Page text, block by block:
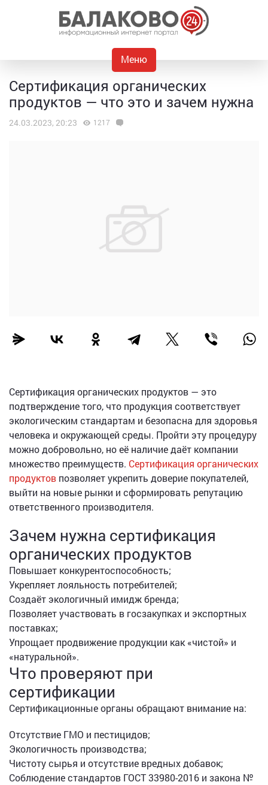
Меню
Сертификация органических
продуктов — что это и зачем нужна
24.03.2023, 20:23 1217
Сертификация органических продуктов — это
подтверждение того, что продукция соответствует
экологическим стандартам и безопасна для здоровья
человека и окружающей среды. Пройти эту процедуру
можно добровольно, но её наличие даёт компании
множество преимуществ. Сертификация органических
продуктов позволяет укрепить доверие покупателей,
выйти на новые рынки и сформировать репутацию
ответственного производителя.
Зачем нужна сертификация
органических продуктов
Повышает конкурентоспособность;
Укрепляет лояльность потребителей;
Создаёт экологичный имидж бренда;
Позволяет участвовать в госзакупках и экспортных
поставках;
Упрощает продвижение продукции как «чистой» и
«натуральной».
Что проверяют при
сертификации
Сертификационные органы обращают внимание на:
Отсутствие ГМО и пестицидов;
Экологичность производства;
Чистоту сырья и отсутствие вредных добавок;
Соблюдение стандартов ГОСТ 33980-2016 и закона №